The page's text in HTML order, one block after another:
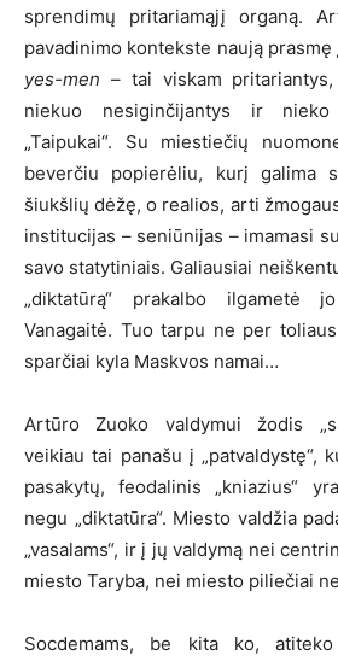
sprendimų pritariamąjį organą.
pavadinimo kontekste naują
yes-men – tai viskam
niekuo nesiginčijantys ir nieko
„Taipukai“. Su miestiečių
beverčiu popierėliu, kurį galima
šiukšlių dėžę, o realios, arti
institucijas – seniūnijas – imamasi
savo statytiniais. Galiausiai
„diktatūrą“ prakalbo ilgametė
Vanagaitė. Tuo tarpu ne per
sparčiai kyla Maskvos namai…
Artūro Zuoko valdymui žodis
veikiau tai panašu į „patvaldystę“,
pasakytų, feodalinis „kniazius“
negu „diktatūra“. Miesto valdžia
„vasalams“, ir į jų valdymą nei
miesto Taryba, nei miesto piliečiai
Socdemams, be kita ko, atiteko